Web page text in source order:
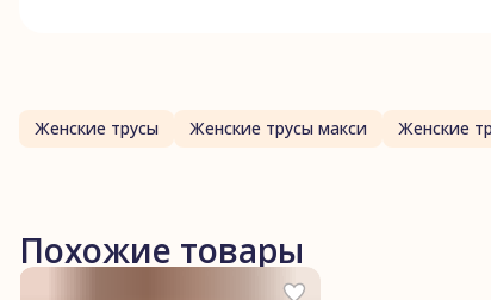
Женские трусы Женские трусы макси Женские
Похожие товары